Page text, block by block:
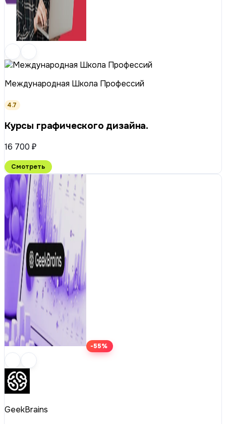
Международная Школа Профессий
4.7
Курсы графического дизайна.
16 700 ₽
Смотреть
-55%
GeekBrains